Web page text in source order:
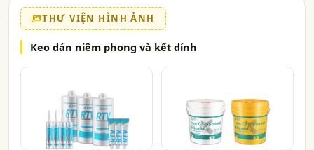
THƯ VIỆN HÌNH ẢNH
Keo dán niêm phong và kết dính